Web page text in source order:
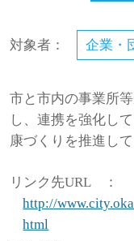
対象者： 企業・
市と市内の事業所
し、連携を強化し
康づくりを推進して
リンク先URL
：
http://
html